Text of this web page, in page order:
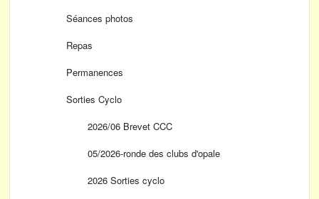
Séances photos
Repas
Permanences
Sorties Cyclo
2026/06 Brevet CCC
05/2026-ronde des clubs d'opale
2026 Sorties cyclo